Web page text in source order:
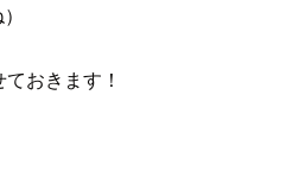
おきます！